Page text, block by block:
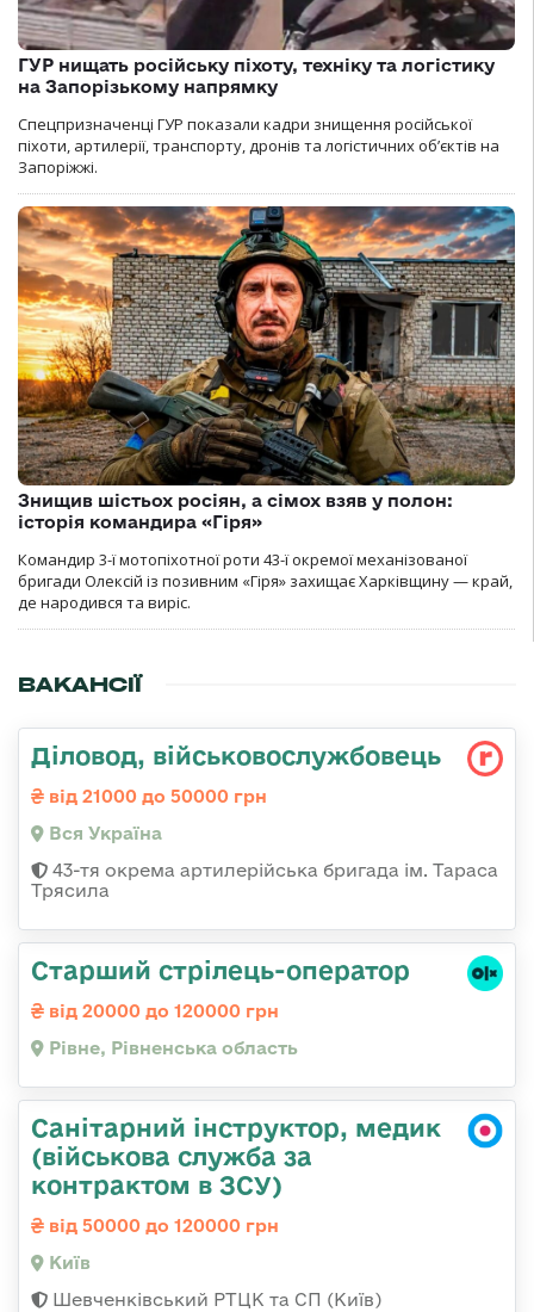
ГУР нищать російську піхоту, техніку та логістику
на Запорізькому напрямку
Спецпризначенці ГУР показали кадри знищення російської
піхоти, артилерії, транспорту, дронів та логістичних об’єктів на
Запоріжжі.
Знищив шістьох росіян, а сімох взяв у полон:
історія командира «Гіря»
Командир 3-ї мотопіхотної роти 43-ї окремої механізованої
бригади Олексій із позивним «Гіря» захищає Харківщину — край,
де народився та виріс.
ВАКАНСІЇ
Діловод, військовослужбовець
від 21000 до 50000 грн
Вся Україна
43-тя окрема артилерійська бригада ім. Тараса
Трясила
Старший стрілець-оператор
від 20000 до 120000 грн
Рівне, Рівненська область
Санітарний інструктор, медик
(військова служба за
контрактом в ЗСУ)
від 50000 до 120000 грн
Київ
Шевченківський РТЦК та СП (Київ)